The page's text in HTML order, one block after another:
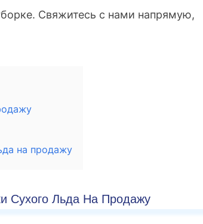
Свяжитесь с нами напрямую,
на продажу
Сухого Льда На Продажу